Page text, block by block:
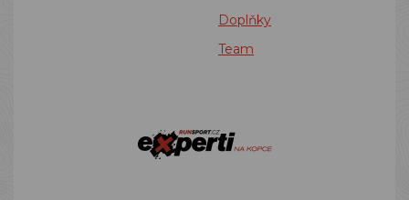
Doplňky
Team